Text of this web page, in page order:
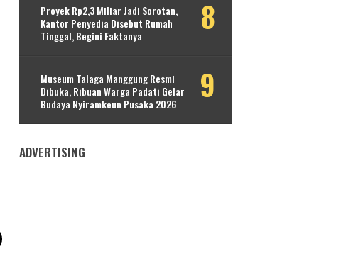
Proyek Rp2,3 Miliar Jadi Sorotan,
Kantor Penyedia Disebut Rumah
Tinggal, Begini Faktanya
Museum Talaga Manggung Resmi
Dibuka, Ribuan Warga Padati Gelar
Budaya Nyiramkeun Pusaka 2026
ADVERTISING